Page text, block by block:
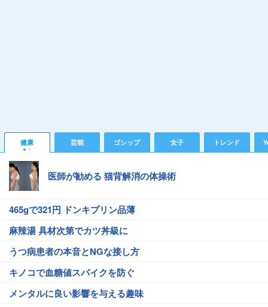
健康 芸能 ゴシップ 女子 トレンド
医師が勧める 猫背解消の体操術
465gで321円 ドンキプリン品薄
麻辣湯 具材次第でカツ丼級に
うつ病患者の本音とNGな接し方
キノコで血糖値スパイクを防ぐ
メンタルに良い影響を与える趣味